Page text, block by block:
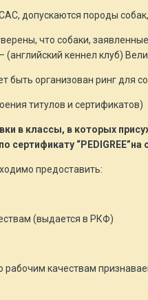
допускаются породы
что собаки,
кеннел клуб)
быть организован ринг для
титулов и сертификатов)
в классы, в которых
сертификату
предоставить:
(выдается в РКФ)
рабочим качествам